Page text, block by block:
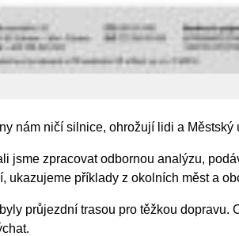
nám ničí silnice, ohrožují lidi a Městský
jsme zpracovat odbornou analýzu,
ukazujeme příklady z okolních měst a
průjezdní trasou pro těžkou dopravu.